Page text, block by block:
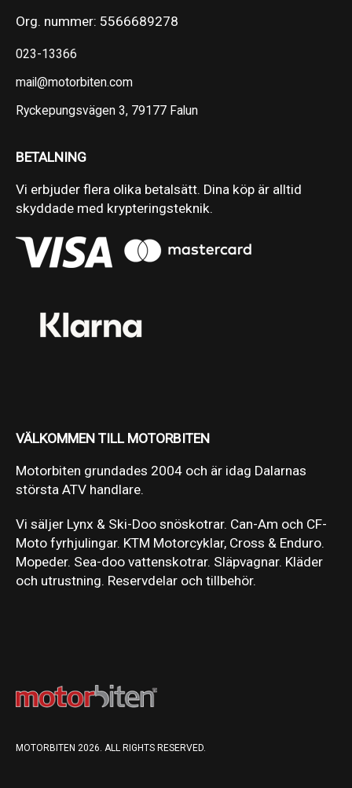
Org. nummer: 5566689278
023-13366
mail@motorbiten.com
Ryckepungsvägen 3, 79177 Falun
BETALNING
Vi erbjuder flera olika betalsätt. Dina köp är alltid
skyddade med krypteringsteknik.
VÄLKOMMEN TILL MOTORBITEN
Motorbiten grundades 2004 och är idag Dalarnas
största ATV handlare.
Vi säljer Lynx & Ski-Doo snöskotrar. Can-Am och CF-
Moto fyrhjulingar. KTM Motorcyklar, Cross & Enduro.
Mopeder. Sea-doo vattenskotrar. Släpvagnar. Kläder
och utrustning. Reservdelar och tillbehör.
MOTORBITEN 2026. ALL RIGHTS RESERVED.